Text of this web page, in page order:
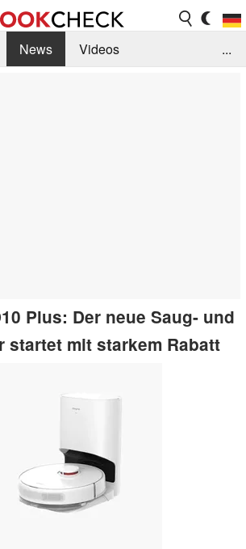
News
Videos
...
Plus: Der neue Saug- und
startet mit starkem Rabatt